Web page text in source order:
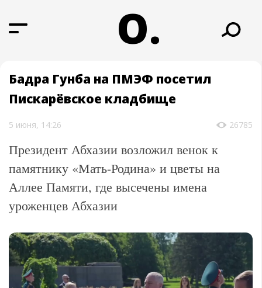
О.
Бадра Гунба на ПМЭФ посетил
Пискарёвское кладбище
5 июня, 14:26 26785
Президент Абхазии возложил венок к
памятнику «Мать-Родина» и цветы на
Аллее Памяти, где высечены имена
уроженцев Абхазии